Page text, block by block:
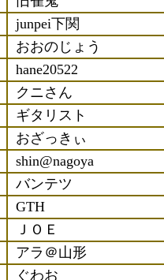
junpei下関
おおのじょう
hane20522
クニさん
ギタリスト
おざっきぃ
shin@nagoya
バンテツ
GTH
ＪＯＥ
アラ＠山形
ぐわお